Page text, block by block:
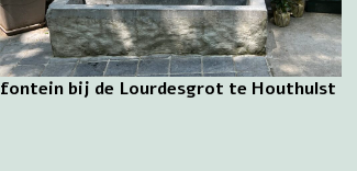
fontein bij de Lourdesgrot te Houthulst